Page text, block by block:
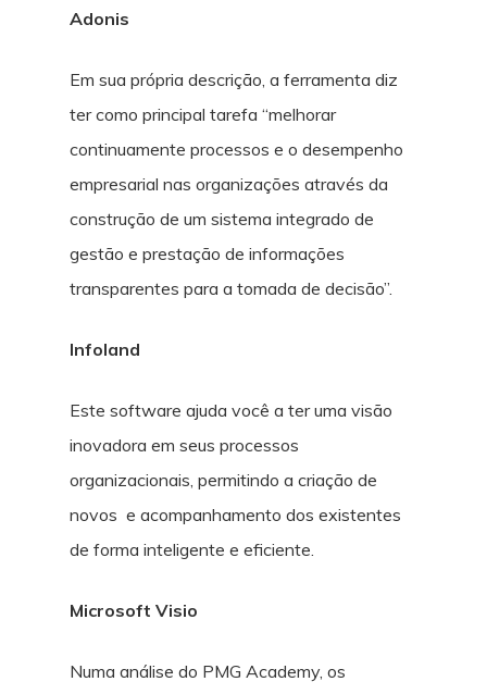
Adonis
Em sua própria descrição, a ferramenta diz
ter como principal tarefa “melhorar
continuamente processos e o desempenho
empresarial nas organizações através da
construção de um sistema integrado de
gestão e prestação de informações
transparentes para a tomada de decisão”.
Infoland
Este software ajuda você a ter uma visão
inovadora em seus processos
organizacionais, permitindo a criação de
novos e acompanhamento dos existentes
de forma inteligente e eficiente.
Microsoft Visio
Numa análise do PMG Academy, os